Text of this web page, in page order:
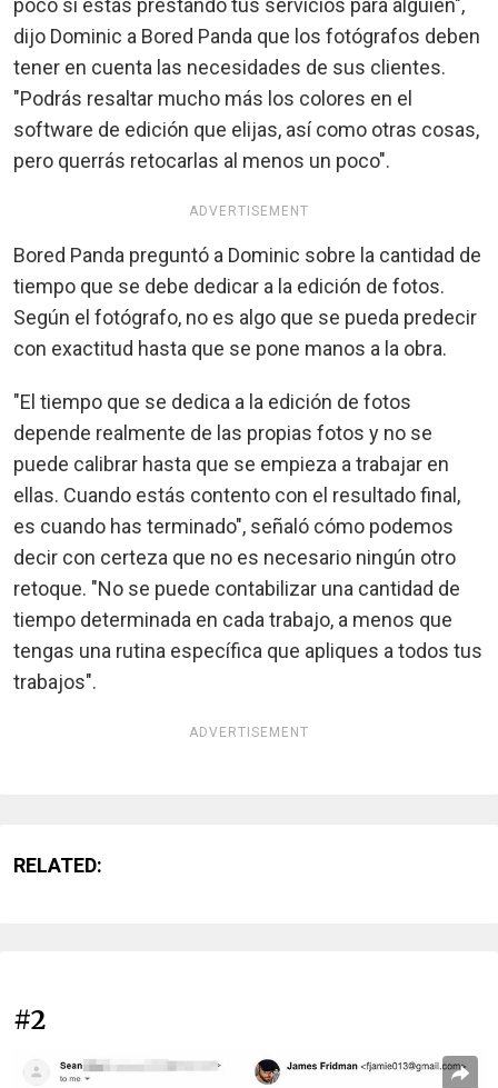
dijo Dominic a Bored Panda que los fotógrafos deben
tener en cuenta las necesidades de sus clientes.
"Podrás resaltar mucho más los colores en el
software de edición que elijas, así como otras cosas,
pero querrás retocarlas al menos un poco".
ADVERTISEMENT
Bored Panda preguntó a Dominic sobre la cantidad de
tiempo que se debe dedicar a la edición de fotos.
Según el fotógrafo, no es algo que se pueda predecir
con exactitud hasta que se pone manos a la obra.
"El tiempo que se dedica a la edición de fotos
depende realmente de las propias fotos y no se
puede calibrar hasta que se empieza a trabajar en
ellas. Cuando estás contento con el resultado final,
es cuando has terminado", señaló cómo podemos
decir con certeza que no es necesario ningún otro
retoque. "No se puede contabilizar una cantidad de
tiempo determinada en cada trabajo, a menos que
tengas una rutina específica que apliques a todos tus
trabajos".
ADVERTISEMENT
RELATED:
#2